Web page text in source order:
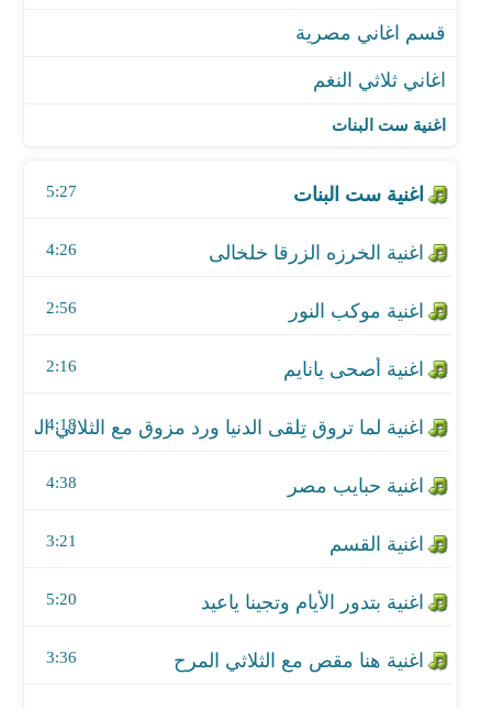
اغنية ست البنات
اغنية ست البنات
5:27
اغنية الخرزه الزرقا خلخالى
4:26
اغنية موكب النور
2:56
2:16
4:18
4:38
اغنية القسم
3:21
اغنية بتدور الأيام وتجينا ياعيد
5:20
اغنية هنا مقص مع الثلاثي المرح
3:36